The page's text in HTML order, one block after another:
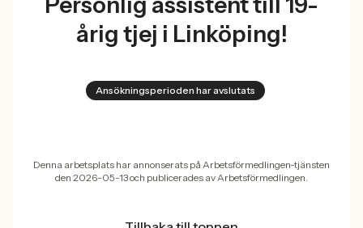
årig tjej i Linköping!
Ansökningsperioden har avslutats
Denna arbetsplats har annonserats på Arbetsförmedlingen-tjänsten
den 2026-05-13 och publicerades av Arbetsförmedlingen.